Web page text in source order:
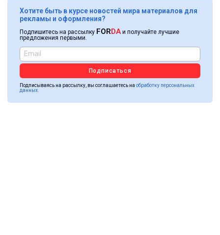
Хотите быть в курсе новостей мира материалов для
рекламы и оформления?
Подпишитесь на рассылку FORDA и получайте лучшие
предложения первыми.
Подписаться
Подписываясь на рассылку, вы соглашаетесь на обработку персональных
данных.